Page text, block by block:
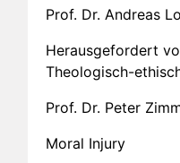
Prof. Dr. Andreas
Herausgefordert
Theologisch-
Prof. Dr. Peter
Moral Injury